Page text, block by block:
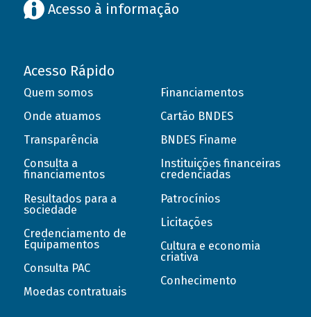
Acesso à informação
Acesso Rápido
Quem somos
Onde atuamos
Transparência
Consulta a
financiamentos
Resultados para a
sociedade
Credenciamento de
Equipamentos
Consulta PAC
Moedas contratuais
Financiamentos
Cartão BNDES
BNDES Finame
Instituições financeiras
credenciadas
Patrocínios
Licitações
Cultura e economia
criativa
Conhecimento